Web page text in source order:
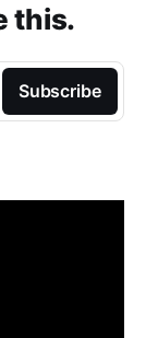
this.
Subscribe